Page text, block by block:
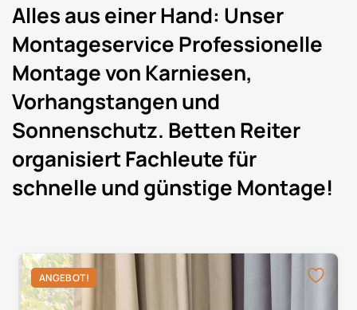
Alles aus einer Hand: Unser
Montageservice Professionelle
Montage von Karniesen,
Vorhangstangen und
Sonnenschutz. Betten Reiter
organisiert Fachleute für
schnelle und günstige Montage!
ANGEBOT!